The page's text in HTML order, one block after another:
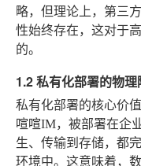
略，但理论上，第三
性始终存在，这对于
的。
1.2 私有化部署的物
私有化部署的核心价
喧喧IM，被部署在企
生、传输到存储，都
环境中。这意味着，